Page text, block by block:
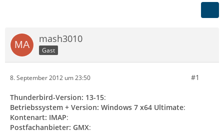
mash3010
Gast
8. September 2012 um 23:50 #1
Thunderbird-Version: 13-15:
Betriebssystem + Version: Windows 7 x64 Ultimate:
Kontenart: IMAP:
Postfachanbieter: GMX: